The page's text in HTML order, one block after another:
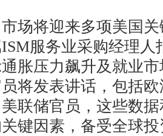
将迎来多项美国关
ISM服务业采购经理
胀压力飙升及就业
将发表讲话，包括
联储官员，这些数
键因素，备受全球